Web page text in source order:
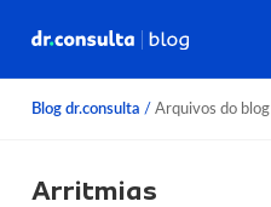
Blog dr.consulta / Arquivos do blog
Arritmias